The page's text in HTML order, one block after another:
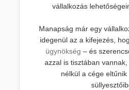
vállalkozás
Manapság már egy
idegenül az a kifejezés,
ügynökség – és
azzal is tisztában
nélkül a cége